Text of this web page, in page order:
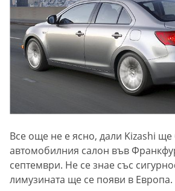
Все още не е ясно, дали Kizashi
автомобилния салон във
септември. Не се знае със
лимузината ще се появи в Европа.